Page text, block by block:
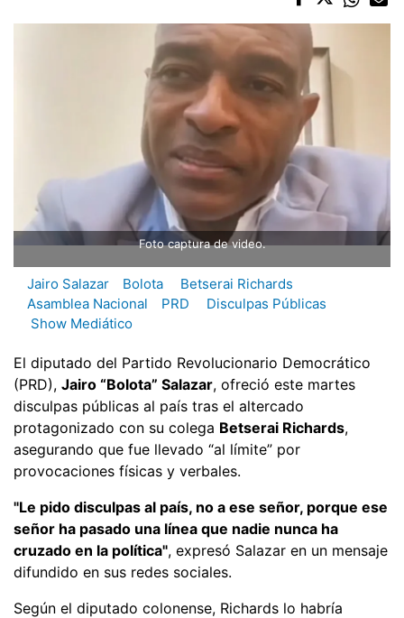
Foto captura de video.
Jairo Salazar Bolota
Betserai Richards
Asamblea Nacional
PRD
Disculpas Públicas
Show Mediático
El diputado del Partido Revolucionario Democrático
(PRD), Jairo “Bolota” Salazar, ofreció este martes
disculpas públicas al país tras el altercado
protagonizado con su colega Betserai Richards,
asegurando que fue llevado “al límite” por
provocaciones físicas y verbales.
"Le pido disculpas al país, no a ese señor, porque ese
señor ha pasado una línea que nadie nunca ha
cruzado en la política", expresó Salazar en un mensaje
difundido en sus redes sociales.
Según el diputado colonense, Richards lo habría